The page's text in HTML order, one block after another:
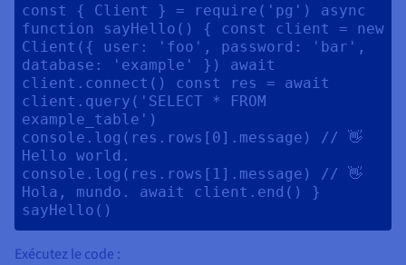
const { Client } = require('pg') async
function sayHello() { const client = new
Client({ user: 'foo', password: 'bar',
database: 'example' }) await
client.connect() const res = await
client.query('SELECT * FROM
example_table')
console.log(res.rows[0].message) // 👋
Hello world.
console.log(res.rows[1].message) // 👋
Hola, mundo. await client.end() }
sayHello()
Exécutez le code :